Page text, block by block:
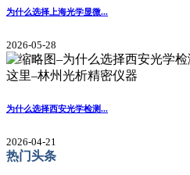
为什么选择上海光学显微...
2026-05-28
为什么选择西安光学检测...
2026-04-21
热门头条